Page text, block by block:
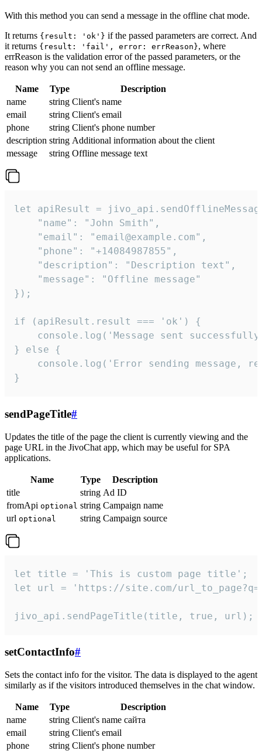
With this method you can send a message in the offline chat mode.
It returns {result: 'ok'} if the passed parameters are correct. And
it returns {result: 'fail', error: errReason}, where
errReason is the validation error of the passed parameters, or the
reason why you can not send an offline message.
Name Type
Description
name
string Client's name
email
string Client's email
phone
string Client's phone number
description string Additional information about the client
message
string Offline message text
let apiResult =
    "name": "John Smith",
    "email": "email@example.com",
    "phone": "+14084987855",
    "description": "Description text",
    "message": "Offline message"
});
if (apiResult.result === 'ok') {
console.log('Message sent
} else {
console.log('Error sending message,
}
sendPageTitle#
Updates the title of the page the client is currently viewing and the
page URL in the JivoChat app, which may be useful for SPA
applications.
Name Type
Description
title
string Ad ID
fromApi optional string Campaign name
url optional string Campaign source
let title = 'This is custom page title';
let url = 'https://site.com/
jivo_api.sendPageTitle(title, true, url);
setContactInfo#
Sets the contact info for the visitor. The data is displayed to the agent
similarly as if the visitors introduced themselves in the chat window.
Name Type
Description
name
string Client's name сайта
email
string Client's email
phone
string Client's phone number